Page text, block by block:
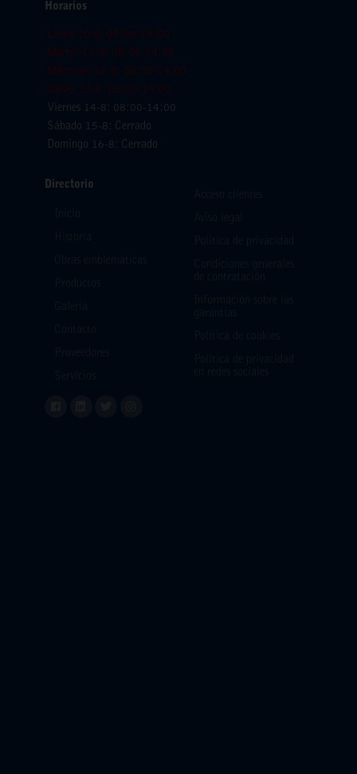
Directorio
Horarios
Lunes 10-8: 08:00-14:00
Martes 11-8: 08:00-14:00
Miercoles 12-8: 08:00-14:00
Jueves 13-8: 08:00-14:00
Viernes 14-8: 08:00-14:00
Sábado 15-8: Cerrado
Domingo 16-8: Cerrado